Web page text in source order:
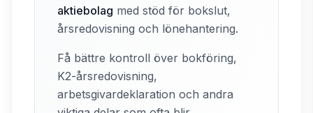
aktiebolag med stöd för bokslut,
årsredovisning och lönehantering.
Få bättre kontroll över bokföring,
K2-årsredovisning,
arbetsgivardeklaration och andra